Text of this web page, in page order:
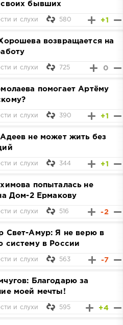
бывших
+1
и слухи 580
возвращается на
0
и слухи 725
помогает Артёму
+1
и слухи 390
не может жить без
+1
и слухи 344
попыталась не
Дом-2 Ермакову
-2
и слухи 516
Свет-Амур: Я не верю в
систему в России
-7
и слухи 563
Благодарю за
моей мечты!
+4
и слухи 595